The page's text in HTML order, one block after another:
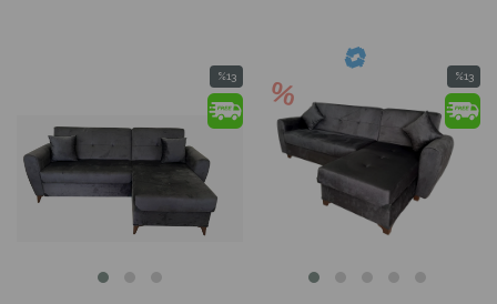
%13
İndirim
%13İndirim
%13
İndirim